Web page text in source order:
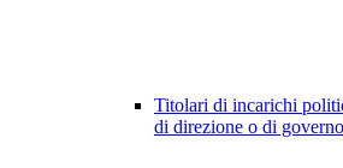
Titolari di incarichi
di direzione o di governo